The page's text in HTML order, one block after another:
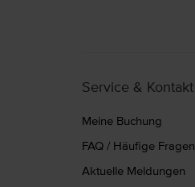
Service & Kontakt
Meine Buchung
FAQ / Häufige Fragen
Aktuelle Meldungen